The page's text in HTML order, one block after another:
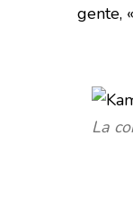
gente,
La